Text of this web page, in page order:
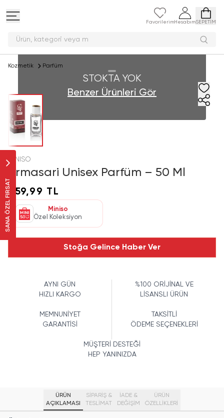
Favorilerim HesabımSEPETİM
Ürün, kategori ve
SANA ÖZEL FIRSAT
Kozmetik Parfüm
STOKTA YOK
Benzer Ürünleri Gör
MINISO
Armasari Unisex Parfüm – 50 Ml
259,99 TL
Miniso
Özel Koleksiyon
Stoğa Gelince Haber Ver
AYNI GÜN
HIZLI KARGO
%100 ORİJİNAL VE
LİSANSLI ÜRÜN
MEMNUNİYET
GARANTİSİ
TAKSİTLİ
ÖDEME SEÇENEKLERİ
MÜŞTERİ DESTEĞİ
HEP YANINIZDA
ÜRÜN
AÇIKLAMASI
SİPARİŞ &
TESLİMAT
İADE &
DEĞİŞİM
ÜRÜN
ÖZELLIKLERI